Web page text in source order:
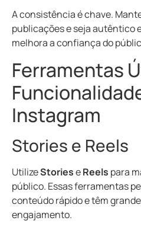
A consistência é chave.
publicações e seja autêntico
melhora a confiança do
Ferramentas
Instagram
Stories e Reels
UtilizeStorieseReels para
público. Essas ferramentas
conteúdo rápido e têm
engajamento.